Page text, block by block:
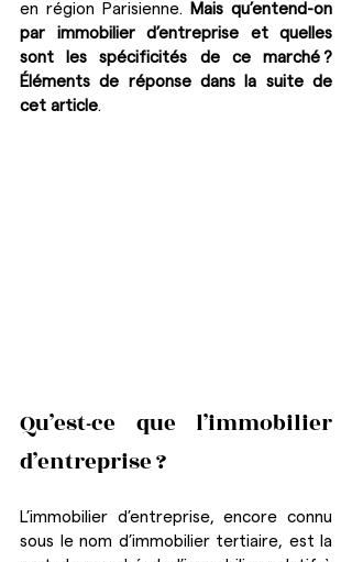
en région Parisienne.
Mais qu’entend-on
par immobilier d’entreprise et quelles
sont les spécificités de ce marché ?
Éléments de réponse dans la suite de
cet article.
Qu’est-ce que l’immobilier
d’entreprise ?
L’immobilier d’entreprise, encore connu
sous le nom d’immobilier tertiaire, est la